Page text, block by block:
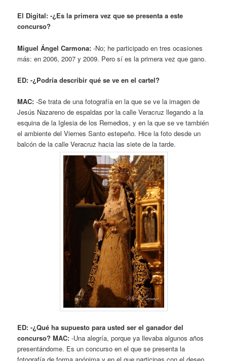
El Digital: -¿Es la primera vez que se presenta a este
concurso?
Miguel Ángel Carmona: -No; he participado en tres ocasiones
más: en 2006, 2007 y 2009. Pero sí es la primera vez que gano.
ED: -¿Podría describir qué se ve en el cartel?
MAC: -Se trata de una fotografía en la que se ve la imagen de
Jesús Nazareno de espaldas por la calle Veracruz llegando a la
esquina de la Iglesia de los Remedios, y en la que se ve también
el ambiente del Viernes Santo estepeño. Hice la foto desde un
balcón de la calle Veracruz hacia las siete de la tarde.
ED: -¿Qué ha supuesto para usted ser el ganador del
concurso? MAC: -Una alegría, porque ya llevaba algunos años
presentándome. Es un concurso en el que se presenta la